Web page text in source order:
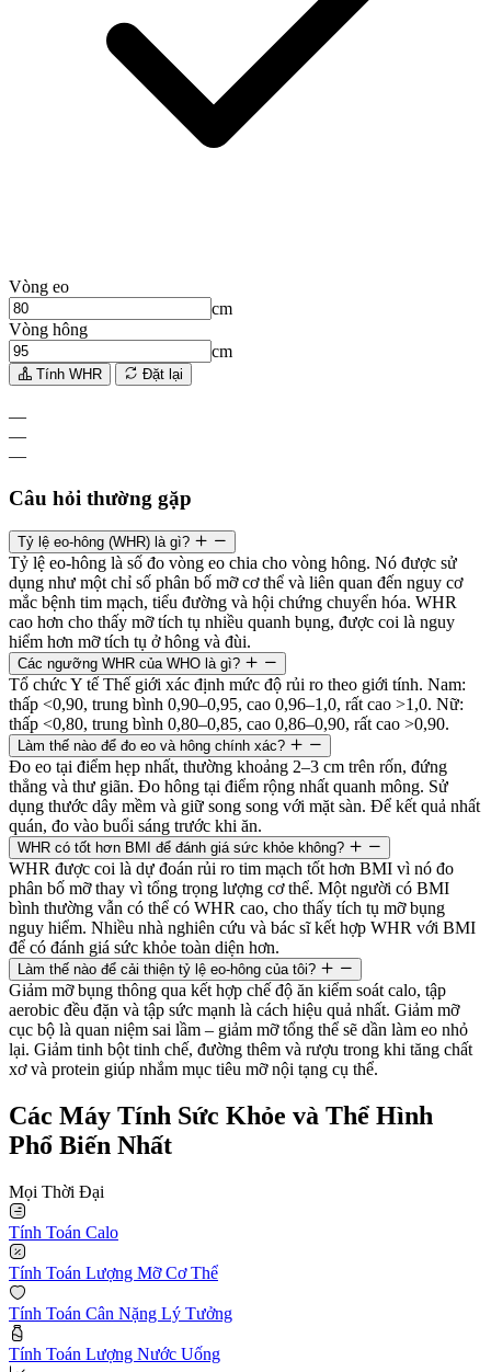
Vòng eo
cm
Vòng hông
cm
Tính WHR Đặt lại
—
—
—
Câu hỏi thường gặp
Tỷ lệ eo-hông (WHR) là gì?
Tỷ lệ eo-hông là số đo vòng eo chia cho vòng hông. Nó được sử
dụng như một chỉ số phân bố mỡ cơ thể và liên quan đến nguy cơ
mắc bệnh tim mạch, tiểu đường và hội chứng chuyển hóa. WHR
cao hơn cho thấy mỡ tích tụ nhiều quanh bụng, được coi là nguy
hiểm hơn mỡ tích tụ ở hông và đùi.
Các ngưỡng WHR của WHO là gì?
Tổ chức Y tế Thế giới xác định mức độ rủi ro theo giới tính. Nam:
thấp <0,90, trung bình 0,90–0,95, cao 0,96–1,0, rất cao >1,0. Nữ:
thấp <0,80, trung bình 0,80–0,85, cao 0,86–0,90, rất cao >0,90.
Làm thế nào để đo eo và hông chính xác?
Đo eo tại điểm hẹp nhất, thường khoảng 2–3 cm trên rốn, đứng
thẳng và thư giãn. Đo hông tại điểm rộng nhất quanh mông. Sử
dụng thước dây mềm và giữ song song với mặt sàn. Để kết quả nhất
quán, đo vào buổi sáng trước khi ăn.
WHR có tốt hơn BMI để đánh giá sức khỏe không?
WHR được coi là dự đoán rủi ro tim mạch tốt hơn BMI vì nó đo
phân bố mỡ thay vì tổng trọng lượng cơ thể. Một người có BMI
bình thường vẫn có thể có WHR cao, cho thấy tích tụ mỡ bụng
nguy hiểm. Nhiều nhà nghiên cứu và bác sĩ kết hợp WHR với BMI
để có đánh giá sức khỏe toàn diện hơn.
Làm thế nào để cải thiện tỷ lệ eo-hông của tôi?
Giảm mỡ bụng thông qua kết hợp chế độ ăn kiểm soát calo, tập
aerobic đều đặn và tập sức mạnh là cách hiệu quả nhất. Giảm mỡ
cục bộ là quan niệm sai lầm – giảm mỡ tổng thể sẽ dần làm eo nhỏ
lại. Giảm tinh bột tinh chế, đường thêm và rượu trong khi tăng chất
xơ và protein giúp nhắm mục tiêu mỡ nội tạng cụ thể.
Các Máy Tính Sức Khỏe và Thể Hình
Phổ Biến Nhất
Mọi Thời Đại
Tính Toán Calo
Tính Toán Lượng Mỡ Cơ Thể
Tính Toán Cân Nặng Lý Tưởng
Tính Toán Lượng Nước Uống